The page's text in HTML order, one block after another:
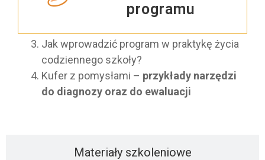
Materiały szkoleniowe
programu
Jak wprowadzić program w praktykę życia
codziennego szkoły?
Kufer z pomysłami – przykłady narzędzi
do diagnozy oraz do ewaluacji